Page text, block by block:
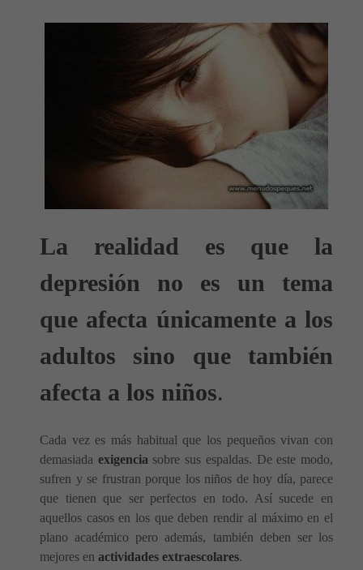
La realidad es que la
depresión no es un tema
que afecta únicamente a los
adultos sino que también
afecta a los niños.
Cada vez es más habitual que los pequeños vivan con
demasiada exigencia sobre sus espaldas. De este modo,
sufren y se frustran porque los niños de hoy día, parece
que tienen que ser perfectos en todo. Así sucede en
aquellos casos en los que deben rendir al máximo en el
plano académico pero además, también deben ser los
mejores en actividades extraescolares.